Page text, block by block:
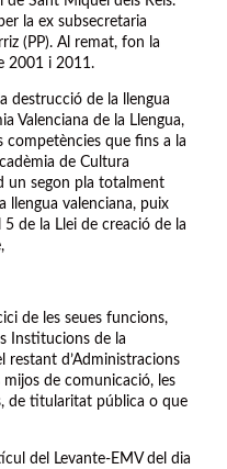
la ex subsecretaria
(PP). Al remat, fon la
2001 i 2011.
destrucció de la llengua
Valenciana de la Llengua,
competències que fins a la
de Cultura
un segon pla totalment
llengua valenciana, puix
de la Llei de creació de la
de les seues funcions,
Institucions de la
restant d’Administracions
de comunicació, les
de titularitat pública o que
del Levante-EMV del dia